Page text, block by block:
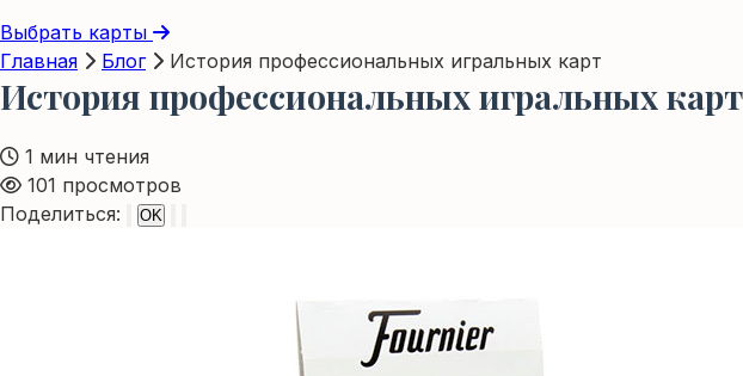
Выбрать карты
Главная
Блог История профессиональных игральных карт
История профессиональных игральных карт
1 мин чтения
101 просмотров
Поделиться:
OK